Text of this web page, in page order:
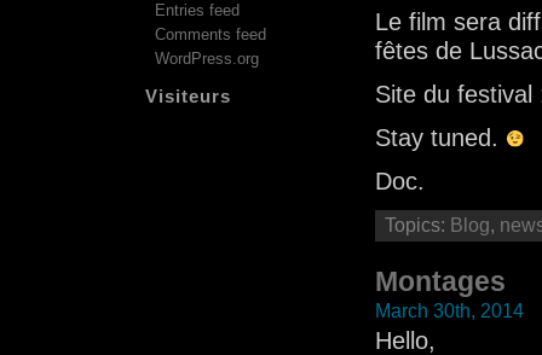
Le film sera
fêtes de
Site du
Stay tuned.
Doc.
Topics: Blog,
Montages
March 30th, 2014
Hello,
Entries feed
Comments feed
WordPress.org
Visiteurs